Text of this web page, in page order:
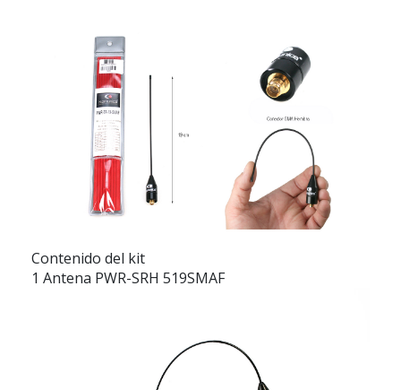
Contenido del kit
1 Antena PWR-SRH 519SMAF